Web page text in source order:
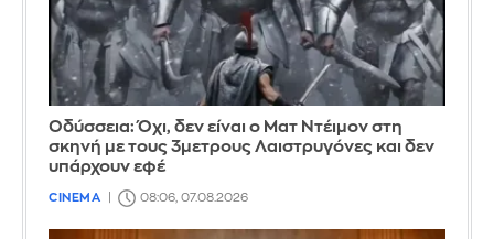
Οδύσσεια: Όχι, δεν είναι ο Ματ Ντέιμον στη
σκηνή με τους 3μετρους Λαιστρυγόνες και δεν
υπάρχουν εφέ
CINEMA 08:06, 07.08.2026